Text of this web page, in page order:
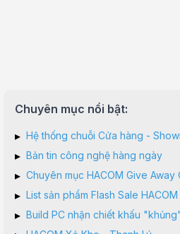
Chuyên mục nổi bật:
▸ Hệ thống chuỗi Cửa hàng -
▸ Bản tin công nghệ hàng ngày
▸ Chuyên mục HACOM Give Away
▸ List sản phẩm Flash Sale HACOM
▸ Build PC nhận chiết khấu "khủng"